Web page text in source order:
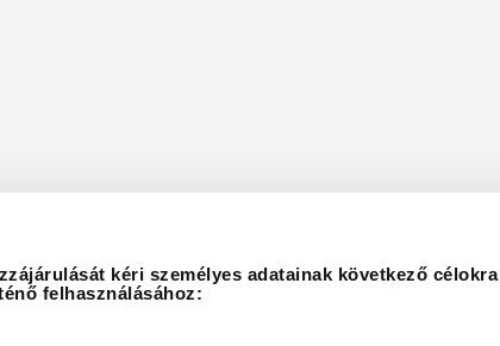
kéri személyes adatainak következő célokra
felhasználásához: